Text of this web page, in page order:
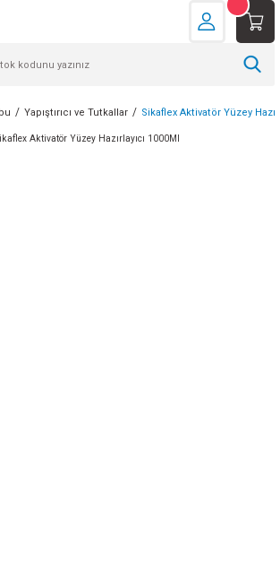
Yapıştırıcı ve Tutkallar Sikaflex Aktivatör Yüzey